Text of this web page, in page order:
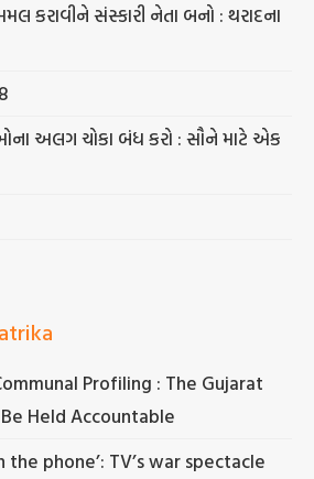
કરાવીને સંસ્કારી નેતા બનો : થરાદના
અલગ ચોકા બંધ કરો : સૌને માટે એક
Profiling : The Gujarat
Held Accountable
phone’: TV’s war spectacle